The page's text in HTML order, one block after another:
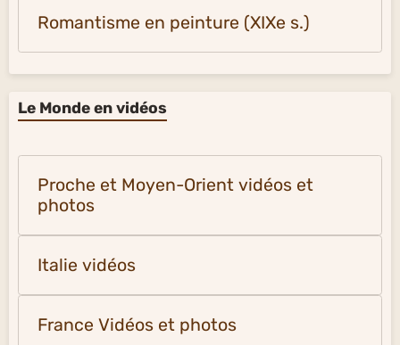
Romantisme en peinture (XIXe s.)
Le Monde en vidéos
Proche et Moyen-Orient vidéos et
photos
Italie vidéos
France Vidéos et photos